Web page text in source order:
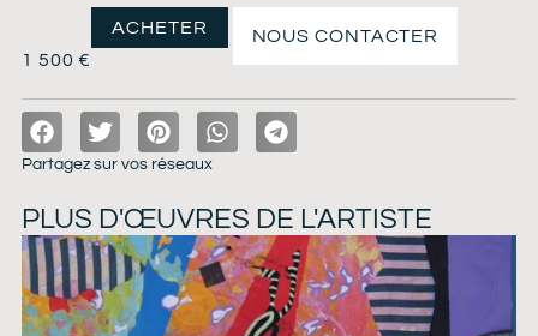
1 500€
ACHETER NOUS CONTACTER
Partagez sur vos réseaux
PLUS D'ŒUVRES DE L'ARTISTE